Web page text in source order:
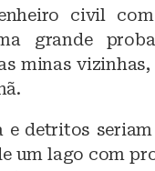
civil
grande
minas
e detritos
um lago com